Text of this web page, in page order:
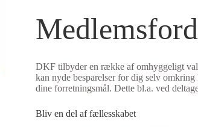
DKF tilbyder en række af omhyggeligt
kan nyde besparelser for dig selv
dine forretningsmål. Dette bl.a. ved
Bliv en del af fællesskabet